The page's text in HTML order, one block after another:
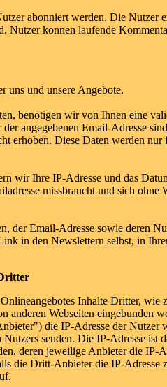
abonniert werden. Die Nutzer
Nutzer können laufende
uns und unsere Angebote.
benötigen wir von Ihnen eine
angegebenen Email-Adresse
erhoben. Diese Daten werden
wir Ihre IP-Adresse und das
missbraucht und sich ohne
der Email-Adresse sowie deren
in den Newslettern selbst, in
Inhalte Dritter,
anderen Webseiten eingebunden
die IP-Adresse der Nutzer
senden. Die IP-Adresse
deren jeweilige Anbieter die
die Dritt-Anbieter die IP-Adresse